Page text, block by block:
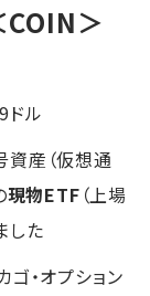
COIN＞
ル
産（仮想通
現物ETF （上場
した
・オプション